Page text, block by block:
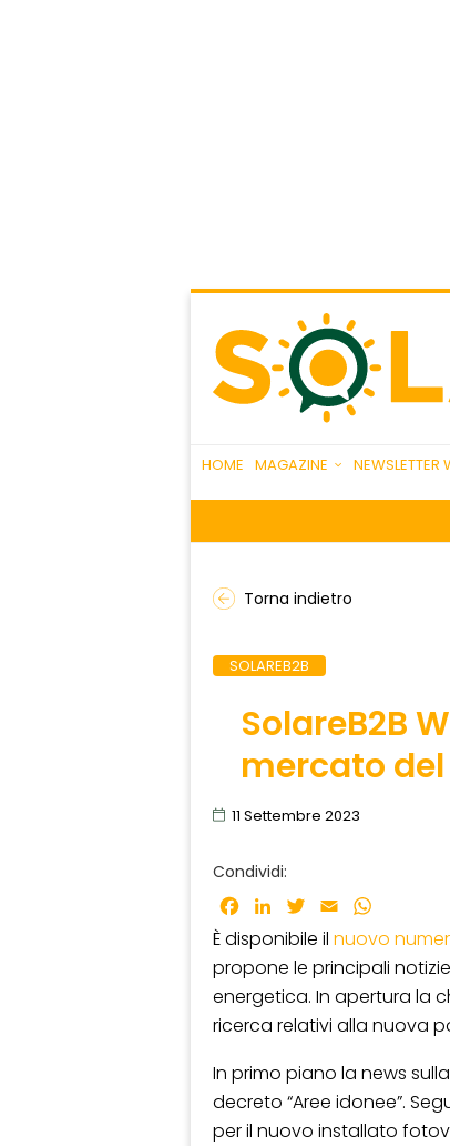
HOME MAGAZINE NEWSLETTER
Torna indietro
SOLAREB2B
SolareB2B
mercato
11 Settembre 2023
Condividi:
Facebook
LinkedInTwitter
Email
È disponibile il nuovo
propone le principali
energetica. In apertura la
ricerca relativi alla nuova
In primo piano la news
decreto “Aree idonee”.
per il nuovo installato